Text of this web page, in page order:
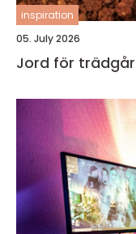
inspiration
05. July 2026
Jord för